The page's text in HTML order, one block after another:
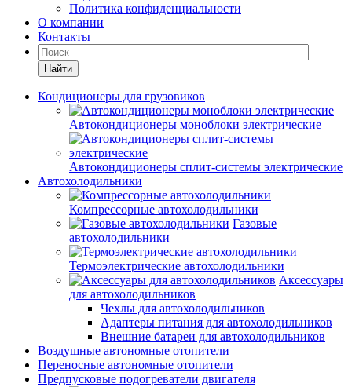
Политика конфиденциальности
О компании
Контакты
Найти
Кондиционеры для грузовиков
Автокондиционеры моноблоки электрические
Автокондиционеры сплит-системы электрические
Автохолодильники
Компрессорные автохолодильники
Газовые
автохолодильники
Термоэлектрические автохолодильники
Аксессуары
для автохолодильников
Чехлы для автохолодильников
Адаптеры питания для автохолодильников
Внешние батареи для автохолодильников
Воздушные автономные отопители
Переносные автономные отопители
Предпусковые подогреватели двигателя